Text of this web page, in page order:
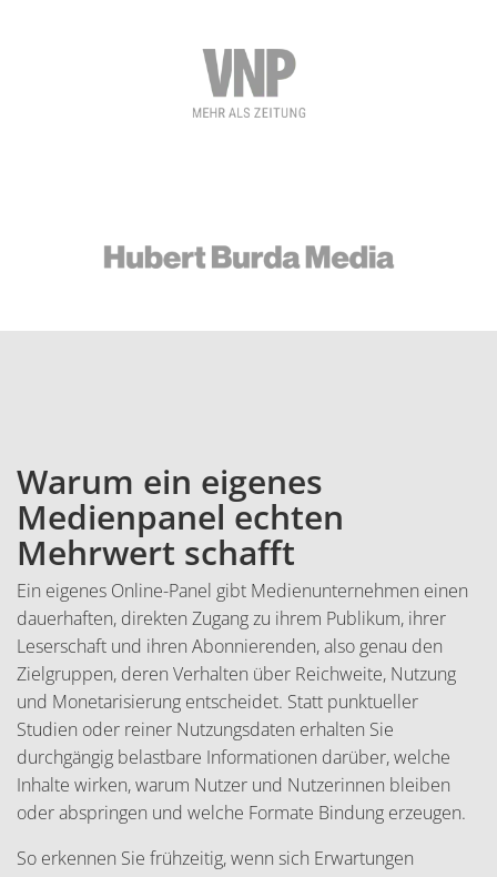
Inhalt
Warum ein eigenes
Medienpanel echten
Mehrwert schafft
Ein eigenes Online-Panel gibt Medienunternehmen einen
dauerhaften, direkten Zugang zu ihrem Publikum, ihrer
Leserschaft und ihren Abonnierenden, also genau den
Zielgruppen, deren Verhalten über Reichweite, Nutzung
und Monetarisierung entscheidet. Statt punktueller
Studien oder reiner Nutzungsdaten erhalten Sie
durchgängig belastbare Informationen darüber, welche
Inhalte wirken, warum Nutzer und Nutzerinnen bleiben
oder abspringen und welche Formate Bindung erzeugen.
So erkennen Sie frühzeitig, wenn sich Erwartungen